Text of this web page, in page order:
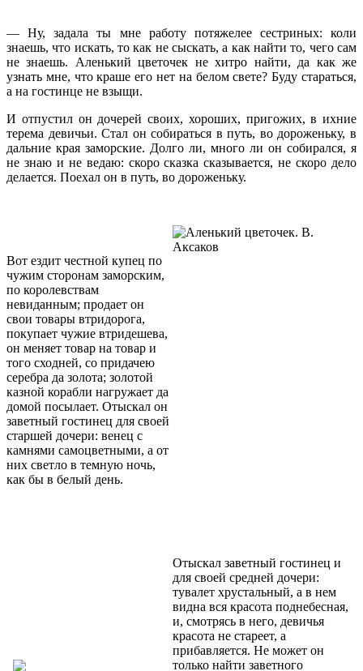
— Ну, задала ты мне работу потяжелее сестриных: коли
знаешь, что искать, то как не сыскать, а как найти то, чего сам
не знаешь. Аленький цветочек не хитро найти, да как же
узнать мне, что краше его нет на белом свете? Буду стараться,
а на гостинце не взыщи.
И отпустил он дочерей своих, хороших, пригожих, в ихние
терема девичьи. Стал он собираться в путь, во дороженьку, в
дальние края заморские. Долго ли, много ли он собирался, я
не знаю и не ведаю: скоро сказка сказывается, не скоро дело
делается. Поехал он в путь, во дороженьку.
Вот ездит честной купец по
чужим сторонам заморским,
по королевствам
невиданным; продает он
свои товары втридорога,
покупает чужие втридешева,
он меняет товар на товар и
того сходней, со придачею
серебра да золота; золотой
казной корабли нагружает да
домой посылает. Отыскал он
заветный гостинец для своей
старшей дочери: венец с
камнями самоцветными, а от
них светло в темную ночь,
как бы в белый день.
Отыскал заветный гостинец и
для своей средней дочери:
тувалет хрустальный, а в нем
видна вся красота поднебесная,
и, смотрясь в него, девичья
красота не стареет, а
прибавляется. Не может он
только найти заветного